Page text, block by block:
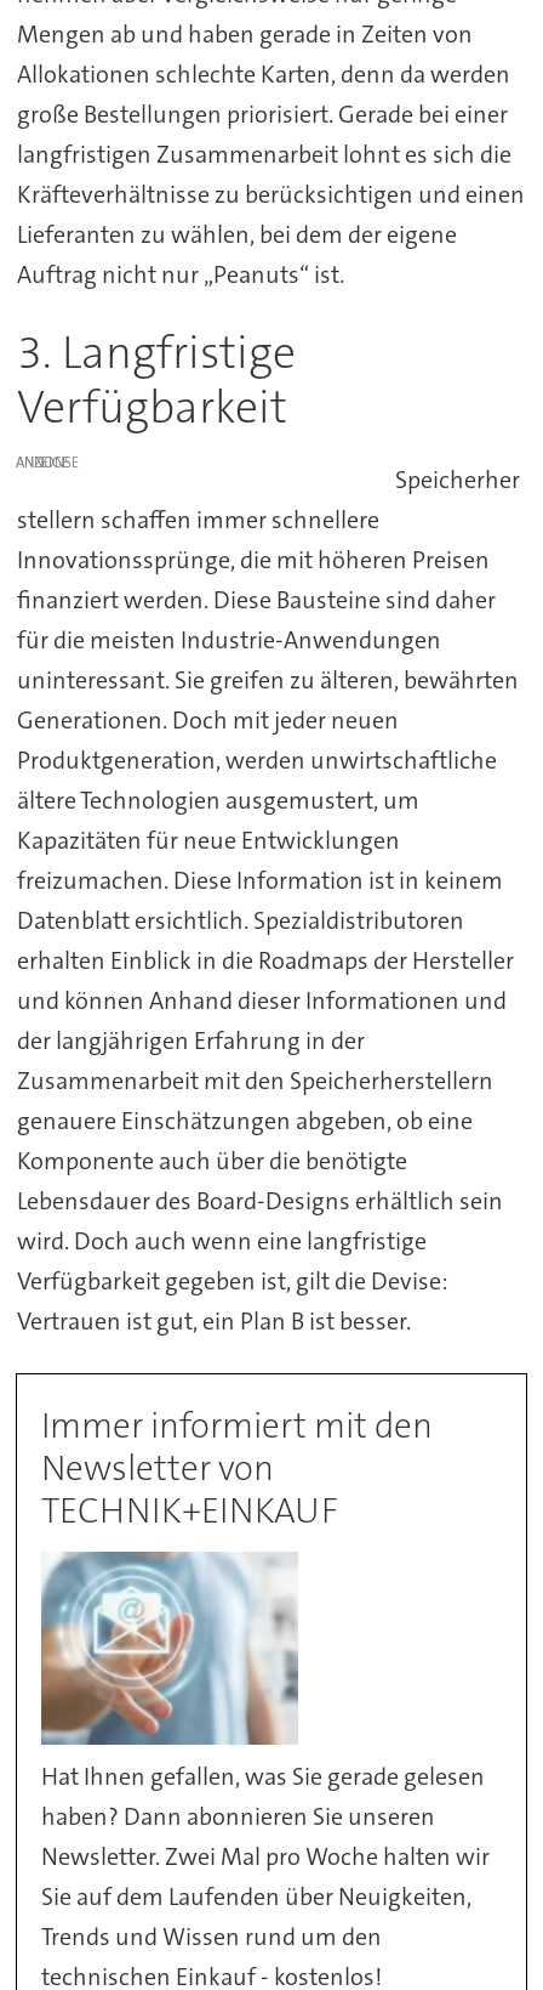
Mengen ab und haben gerade in Zeiten von
Allokationen schlechte Karten, denn da werden
große Bestellungen priorisiert. Gerade bei einer
langfristigen Zusammenarbeit lohnt es sich die
Kräfteverhältnisse zu berücksichtigen und einen
Lieferanten zu wählen, bei dem der eigene
Auftrag nicht nur „Peanuts“ ist.
3. Langfristige
Verfügbarkeit
ANZEIGE
Speicherher
stellern schaffen immer schnellere
Innovationssprünge, die mit höheren Preisen
finanziert werden. Diese Bausteine sind daher
für die meisten Industrie-Anwendungen
uninteressant. Sie greifen zu älteren, bewährten
Generationen. Doch mit jeder neuen
Produktgeneration, werden unwirtschaftliche
ältere Technologien ausgemustert, um
Kapazitäten für neue Entwicklungen
freizumachen. Diese Information ist in keinem
Datenblatt ersichtlich. Spezialdistributoren
erhalten Einblick in die Roadmaps der Hersteller
und können Anhand dieser Informationen und
der langjährigen Erfahrung in der
Zusammenarbeit mit den Speicherherstellern
genauere Einschätzungen abgeben, ob eine
Komponente auch über die benötigte
Lebensdauer des Board-Designs erhältlich sein
wird. Doch auch wenn eine langfristige
Verfügbarkeit gegeben ist, gilt die Devise:
Vertrauen ist gut, ein Plan B ist besser.
Immer informiert mit den
Newsletter von
TECHNIK+EINKAUF
Hat Ihnen gefallen, was Sie gerade gelesen
haben? Dann abonnieren Sie unseren
Newsletter. Zwei Mal pro Woche halten wir
Sie auf dem Laufenden über Neuigkeiten,
Trends und Wissen rund um den
technischen Einkauf - kostenlos!